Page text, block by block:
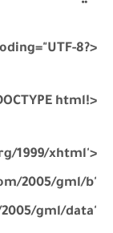
<?xml version="1.0" encoding="UTF-8" ?>
<!DOCTYPE html>
1999/xhtml'
2005/gml/b'
gml/data'